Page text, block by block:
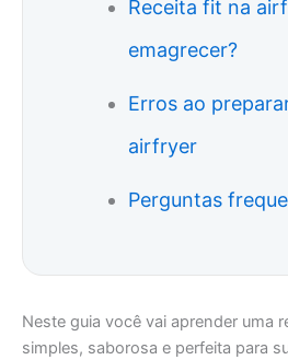
Receita fit na
emagrecer?
Erros ao
airfryer
Perguntas
Neste guia você vai aprender uma
simples, saborosa e perfeita para